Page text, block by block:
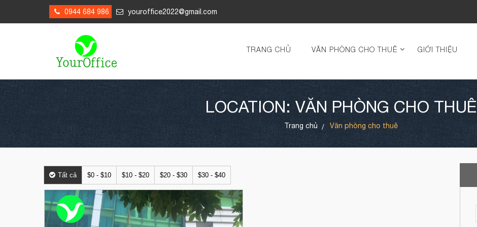
0944 684 986 youroffice2022@gmail.com
TRANG CHỦ VĂN PHÒNG CHO THUÊ GIỚI THIỆU
LOCATION: VĂN PHÒNG CHO THUÊ
Trang chủ Văn phòng cho thuê
Tất cả $0 - $10 $10 - $20 $20 - $30 $30 - $40